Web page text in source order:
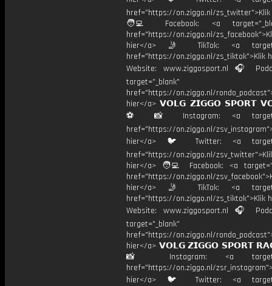
href="https://on.ziggo.nl/
🧑‍💻 Facebook: <a
href="https://on.ziggo.nl/
hier</a> 🤳 TikTok: <a
href="https://on.ziggo.nl/zs_tiktok">Klik
Website: www.ziggosport.nl 🎧
target="_blank"
href="https://on.ziggo.nl/
hier</a> 𝗩𝗢𝗟𝗚 𝗭𝗜𝗚𝗚𝗢 𝗦𝗣𝗢𝗥𝗧
⚽️ 📸 Instagram: <a
href="https://on.ziggo.nl/
hier</a> 🐦 Twitter: <a
href="https://on.ziggo.nl/
hier</a> 🧑‍💻 Facebook: <a
href="https://on.ziggo.nl/
hier</a> 🤳 TikTok: <a
href="https://on.ziggo.nl/zs_tiktok">Klik
Website: www.ziggosport.nl 🎧
target="_blank"
href="https://on.ziggo.nl/
hier</a> 𝗩𝗢𝗟𝗚 𝗭𝗜𝗚𝗚𝗢 𝗦𝗣𝗢𝗥𝗧
📸 Instagram: <a
href="https://on.ziggo.nl/
hier</a> 🐦 Twitter: <a